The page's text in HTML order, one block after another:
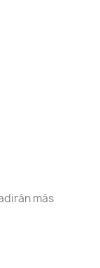
más